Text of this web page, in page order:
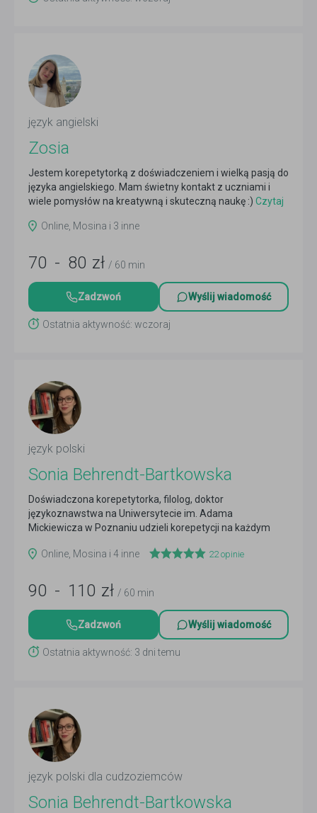
język angielski
Zosia
Jestem korepetytorką z doświadczeniem i wielką pasją do
języka angielskiego. Mam świetny kontakt z uczniami i
wiele pomysłów na kreatywną i skuteczną naukę :) Czytaj
Online, Mosina i 3 inne
70 - 80 zł / 60 min
Zadzwoń Wyślij wiadomość
Ostatnia aktywność: wczoraj
język polski
Sonia Behrendt-Bartkowska
Doświadczona korepetytorka, filolog, doktor
językoznawstwa na Uniwersytecie im. Adama
Mickiewicza w Poznaniu udzieli korepetycji na każdym
Online, Mosina i 4 inne
22opinie
90 - 110 zł / 60 min
Zadzwoń Wyślij wiadomość
Ostatnia aktywność: 3 dni temu
język polski dla cudzoziemców
Sonia Behrendt-Bartkowska